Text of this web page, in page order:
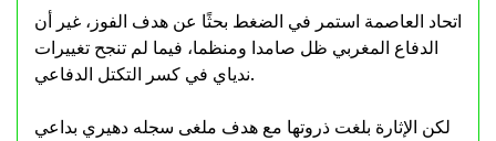
اتحاد العاصمة استمر في الضغط بحثًا عن هدف الفوز، غير أن
الدفاع المغربي ظل صامدا ومنظما، فيما لم تنجح تغييرات
ندياي في كسر التكتل الدفاعي.
لكن الإثارة بلغت ذروتها مع هدف ملغى سجله دهيري بداعي